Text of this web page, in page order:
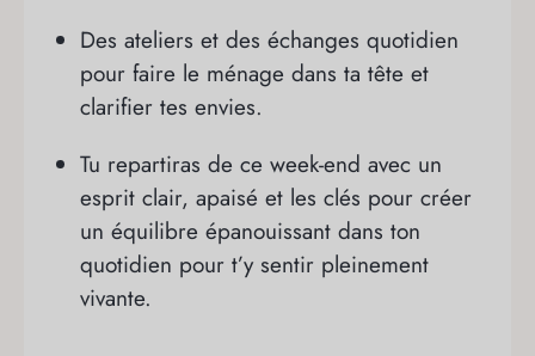
Des ateliers et des échanges quotidien
pour faire le ménage dans ta tête et
clarifier tes envies.
Tu repartiras de ce week-end avec un
esprit clair, apaisé et les clés pour créer
un équilibre épanouissant dans ton
quotidien pour t’y sentir pleinement
vivante.